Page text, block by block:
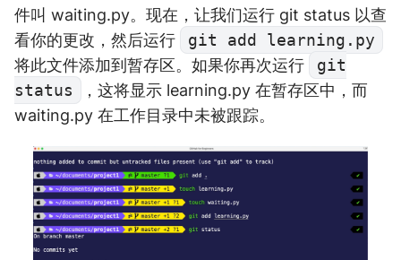
件叫 waiting.py。现在，让我们运行 git status 以查
看你的更改，然后运行
git add learning.py
将此文件添加到暂存区。如果你再次运行
git
status
，这将显示 learning.py 在暂存区中，而
waiting.py 在工作目录中未被跟踪。